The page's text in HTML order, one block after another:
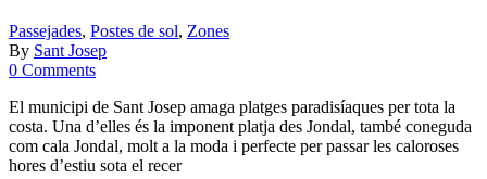
Passejades, Postes de sol, Zones
By Sant Josep
0 Comments
El municipi de Sant Josep amaga platges paradisíaques per tota la
costa. Una d’elles és la imponent platja des Jondal, també coneguda
com cala Jondal, molt a la moda i perfecte per passar les caloroses
hores d’estiu sota el recer